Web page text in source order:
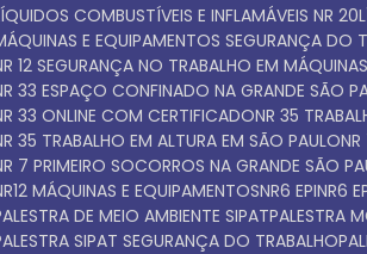
LÍQUIDOS COMBUSTÍVEIS E INFLAMÁVEIS NR 20
MÁQUINAS E EQUIPAMENTOS SEGURANÇA DO
NR 12 SEGURANÇA NO TRABALHO EM
NR 33 ESPAÇO CONFINADO NA GRANDE SÃO
NR 33 ONLINE COM CERTIFICADO NR 35
NR 35 TRABALHO EM ALTURA EM SÃO PAULO
NR 7 PRIMEIRO SOCORROS NA GRANDE SÃO
NR12 MÁQUINAS E EQUIPAMENTOS NR6 EPI NR6
PALESTRA DE MEIO AMBIENTE SIPAT PALESTRA
PALESTRA SIPAT SEGURANÇA DO TRABALHO